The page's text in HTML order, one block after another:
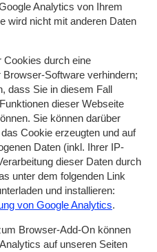
Analytics von Ihrem
wird nicht mit anderen Daten
Cookies durch eine
Software verhindern;
dass Sie in diesem Fall
dieser Webseite
Sie können darüber
Cookie erzeugten und auf
Daten (inkl. Ihrer IP-
dieser Daten durch
unter dem folgenden Link
und installieren:
von Google Analytics.
Browser-Add-On können
auf unseren Seiten